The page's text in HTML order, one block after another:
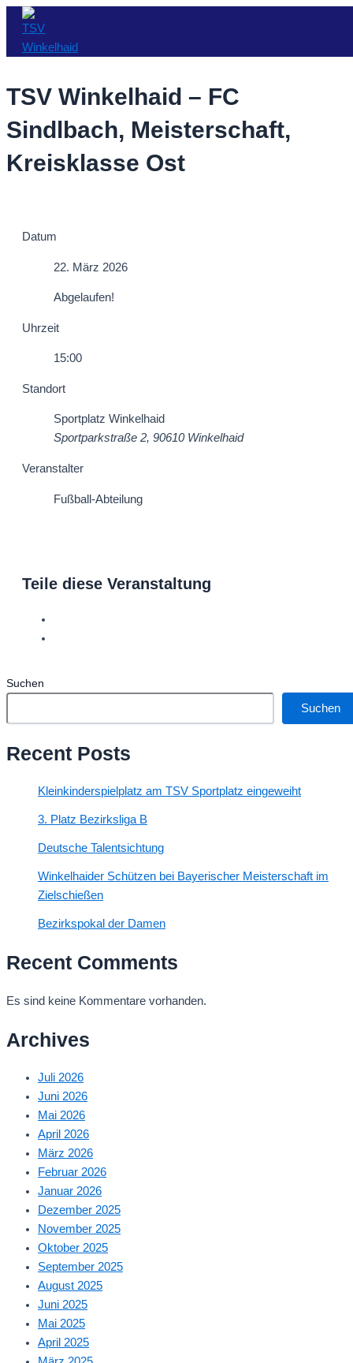
Zum
Inhalt
springen
TSV Winkelhaid – FC
Sindlbach, Meisterschaft,
Kreisklasse Ost
Datum
22. März 2026
Abgelaufen!
Uhrzeit
15:00
Standort
Sportplatz Winkelhaid
Sportparkstraße 2, 90610 Winkelhaid
Veranstalter
Fußball-Abteilung
Teile diese Veranstaltung
Suchen
Suchen
Recent Posts
Kleinkinderspielplatz am TSV Sportplatz eingeweiht
3. Platz Bezirksliga B
Deutsche Talentsichtung
Winkelhaider Schützen bei Bayerischer Meisterschaft im
Zielschießen
Bezirkspokal der Damen
Recent Comments
Es sind keine Kommentare vorhanden.
Archives
Juli 2026
Juni 2026
Mai 2026
April 2026
März 2026
Februar 2026
Januar 2026
Dezember 2025
November 2025
Oktober 2025
September 2025
August 2025
Juni 2025
Mai 2025
April 2025